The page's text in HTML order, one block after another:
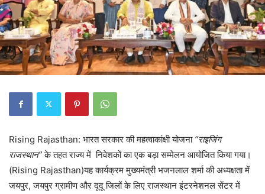
Rising Rajasthan: भारत सरकार की महत्वाकांक्षी योजना “राइजिंग
राजस्थान”के तहत राज्य में निवेशकों का एक बड़ा सम्मेलन आयोजित किया गया।
(Rising Rajasthan)यह कार्यक्रम मुख्यमंत्री भजनलाल शर्मा की अध्यक्षता में
जयपुर, जयपुर ग्रामीण और दूदू जिलों के लिए राजस्थान इंटरनेशनल सेंटर में